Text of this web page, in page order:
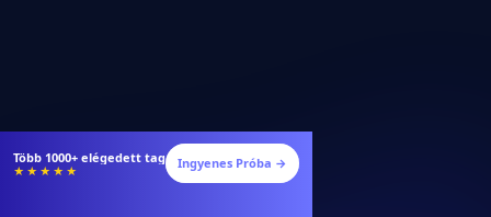
Több 1000+ elégedett tag
★★★★★ Ingyenes Próba →